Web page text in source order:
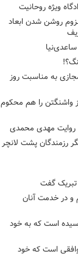
ویژه روحانیت
روشن شدن ابعاد
به مناسبت روز
واشنگتن را هم محکوم
روایت مهدی محمدی
رزمندگان پشت لانچر
تبریک گفت
و در خدمت آنان
است که به خود
است که خود